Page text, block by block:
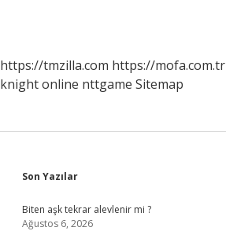
https://tmzilla.com https://mofa.com.tr
knight online nttgame Sitemap
Sidebar
Son Yazılar
Biten aşk tekrar alevlenir mi ?
Ağustos 6, 2026